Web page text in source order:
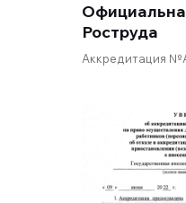
Аккредитация
Роструда